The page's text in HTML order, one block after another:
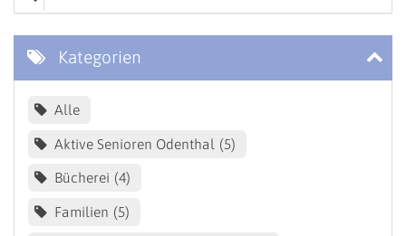
Kategorien
Alle
Aktive Senioren Odenthal 5
Bücherei 4
Familien 5